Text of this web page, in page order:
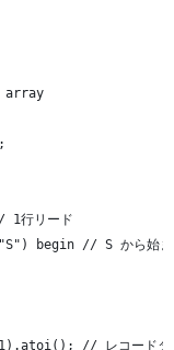
array
1行リード
begin // S から始ま
// レコードタ